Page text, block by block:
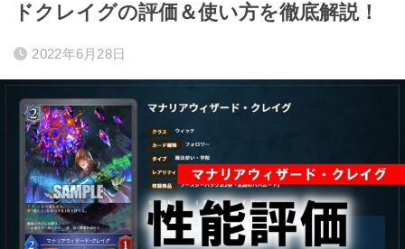
ドクレイグの評価＆使い方を徹底解説！
2022年6月28日